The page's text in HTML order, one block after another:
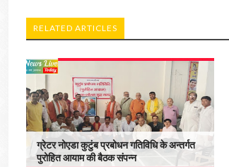
RELATED ARTICLES
ग्रेटर नोएडा कुटुंब प्रबोधन गतिविधि के अन्तर्गत
पुरोहित आयाम की बैठक संपन्न